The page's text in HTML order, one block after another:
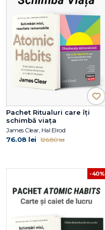
Pachet Ritualuri care îți
schimbă viața
James Clear, Hal Elrod
76.08 lei 126.80 lei
-40%